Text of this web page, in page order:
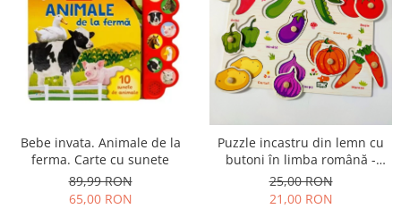
Bebe invata. Animale de la
ferma. Carte cu sunete
89,99 RON
65,00 RON
Puzzle incastru din lemn cu
butoni în limba română -
LEGUME
25,00 RON
21,00 RON